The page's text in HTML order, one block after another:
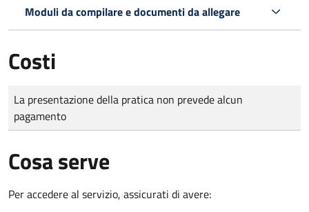
Moduli da compilare e documenti da allegare
Costi
Tipo di pagamento
Importo
La presentazione della pratica non prevede alcun
pagamento
Cosa serve
Per accedere al servizio, assicurati di avere: